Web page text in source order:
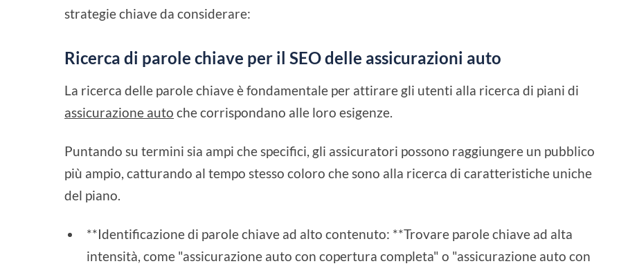
strategie chiave da considerare:
Ricerca di parole chiave per il SEO delle assicurazioni auto
La ricerca delle parole chiave è fondamentale per attirare gli utenti alla ricerca di piani di
assicurazione auto che corrispondano alle loro esigenze.
Puntando su termini sia ampi che specifici, gli assicuratori possono raggiungere un pubblico
più ampio, catturando al tempo stesso coloro che sono alla ricerca di caratteristiche uniche
del piano.
**Identificazione di parole chiave ad alto contenuto: **Trovare parole chiave ad alta
intensità, come "assicurazione auto con copertura completa" o "assicurazione auto con